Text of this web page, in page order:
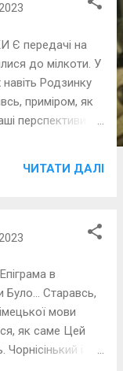
Є передачі на
до мілкоти. У
навіть Родзинку
приміром, як
перспективи
Ложкіна (з
ЧИТАТИ ДАЛІ
в
Було… Старавсь,
мови
як саме Цей
і